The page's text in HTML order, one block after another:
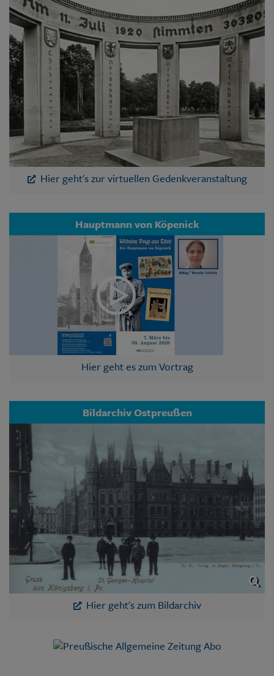
Hier geht's zur virtuellen Gedenkveranstaltung
Hauptmann von Köpenick
Hier geht es zum Vortrag
Bildarchiv Ostpreußen
Hier geht's zum Bildarchiv